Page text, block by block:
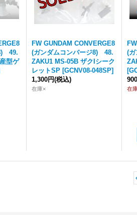
49.
型ゲ
FW GUNDAM CONVERGE8
(ガンダムコンバージ8) 48.
ZAKU1 MS-05B ザクIシーク
レットSP [GCNV08-048SP]
1,300円(税込)
在庫×
(
[
在